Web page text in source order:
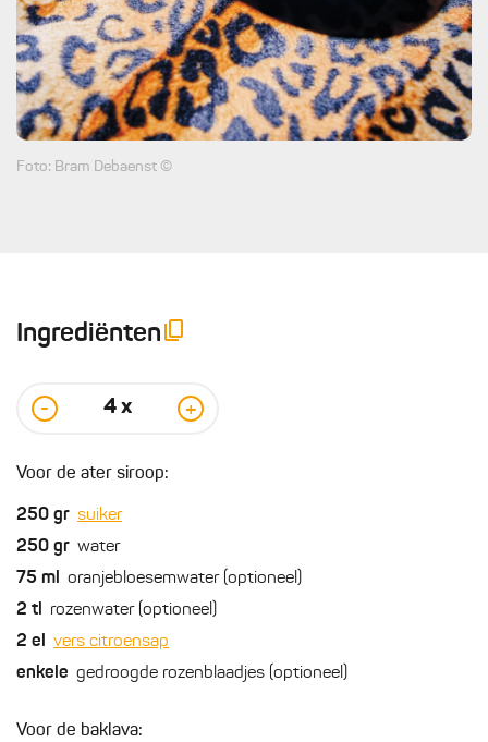
Foto: Bram Debaenst ©
Ingrediënten
- 4 x +
Voor de ater siroop:
250 gr suiker
250 gr water
75 ml oranjebloesemwater (optioneel)
2 tl rozenwater (optioneel)
2 el vers citroensap
enkele gedroogde rozenblaadjes (optioneel)
Voor de baklava: